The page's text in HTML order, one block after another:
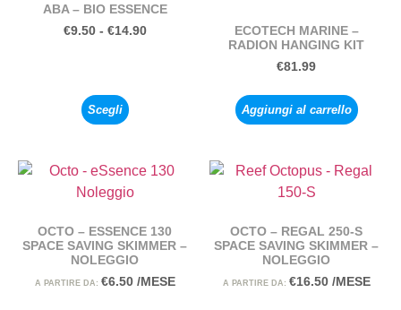
ABA – BIO ESSENCE
€9.50 - €14.90
Scegli
ECOTECH MARINE –
RADION HANGING KIT
€81.99
Aggiungi al carrello
OCTO – ESSENCE 130
SPACE SAVING SKIMMER –
NOLEGGIO
A PARTIRE DA: €6.50 /MESE
OCTO – REGAL 250-S
SPACE SAVING SKIMMER –
NOLEGGIO
A PARTIRE DA: €16.50 /MESE